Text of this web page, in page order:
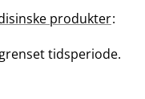
produkter:
tidsperiode.